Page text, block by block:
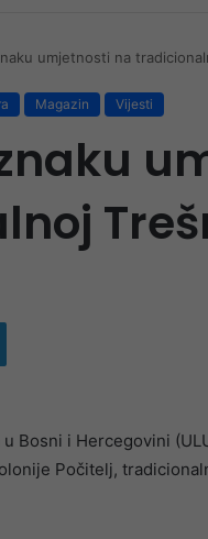
umjetnosti na
Magazin Vijesti
LinkedIn
Bosni i Hercegovini
Počitelj,